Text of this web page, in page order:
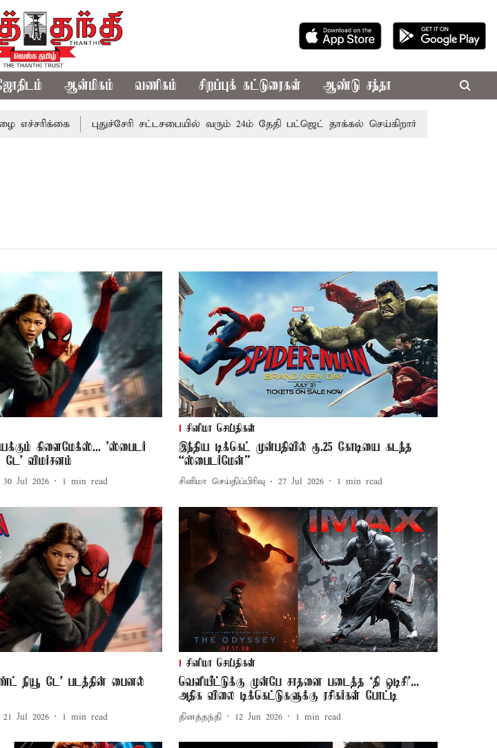
ஆன்மிகம் வணிகம் சிறப்புக் கட்டுரைகள் ஆண்டு சந்தா
புதுச்சேரி சட்டசபையில் வரும் 24ம் தேதி பட்ஜெட் தாக்கல் செய்கிறார் முதல்-அமைச்சர்
கிளைமேக்ஸ்... 'ஸ்பைடர்
டே' விமர்சனம்
30 Jul 2026 1 min read
சினிமா செய்திகள்
இந்திய டிக்கெட் முன்பதிவில் ரூ.25 கோடியை கடந்த
“ஸ்பைடர்மேன்”
சினிமா செய்திப்பிரிவு 27 Jul 2026 1 min read
நியூ டே’ படத்தின் பைனல்
21 Jul 2026 1 min read
சினிமா செய்திகள்
வெளியீட்டுக்கு முன்பே சாதனை படைத்த ‘தி ஒடிசி’...
அதிக விலை டிக்கெட்டுகளுக்கு ரசிகர்கள் போட்டி
தினத்தந்தி 12 Jun 2026 1 min read